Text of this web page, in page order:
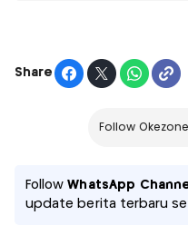
Share
Follow
FollowWhatsApp
update berita terbaru